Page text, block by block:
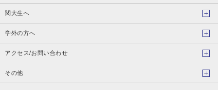
関大生へ
学外の方へ
アクセス/お問い合わせ
その他